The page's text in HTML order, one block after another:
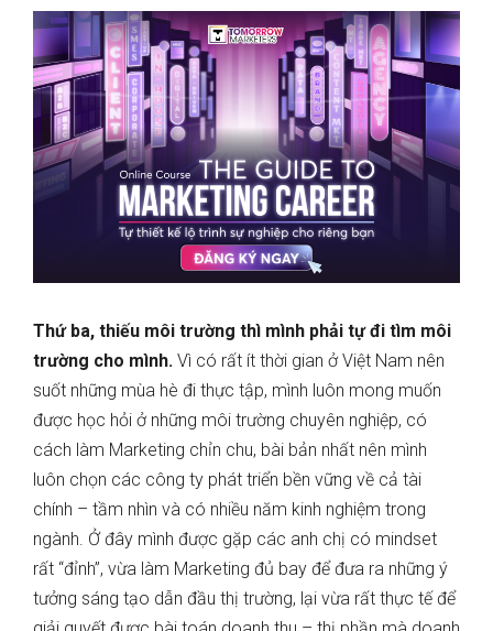
Thứ ba, thiếu môi trường thì mình phải tự đi tìm môi
trường cho mình. Vì có rất ít thời gian ở Việt Nam nên
suốt những mùa hè đi thực tập, mình luôn mong muốn
được học hỏi ở những môi trường chuyên nghiệp, có
cách làm Marketing chỉn chu, bài bản nhất nên mình
luôn chọn các công ty phát triển bền vững về cả tài
chính – tầm nhìn và có nhiều năm kinh nghiệm trong
ngành. Ở đây mình được gặp các anh chị có mindset
rất “đỉnh”, vừa làm Marketing đủ bay để đưa ra những ý
tưởng sáng tạo dẫn đầu thị trường, lại vừa rất thực tế để